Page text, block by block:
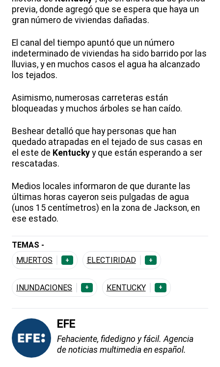
previa, donde agregó que se espera que haya un
gran número de viviendas dañadas.
El canal del tiempo apuntó que un número
indeterminado de viviendas ha sido barrido por las
lluvias, y en muchos casos el agua ha alcanzado
los tejados.
Asimismo, numerosas carreteras están
bloqueadas y muchos árboles se han caído.
Beshear detalló que hay personas que han
quedado atrapadas en el tejado de sus casas en
el este de Kentucky y que están esperando a ser
rescatadas.
Medios locales informaron de que durante las
últimas horas cayeron seis pulgadas de agua
(unos 15 centímetros) en la zona de Jackson, en
ese estado.
TEMAS -
MUERTOS
+ ELECTIRIDAD +
INUNDACIONES + KENTUCKY +
EFE
Fehaciente, fidedigno y fácil. Agencia
de noticias multimedia en español.